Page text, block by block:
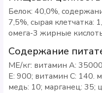
Белок: 40,0%,
7,5%, сырая клетчатка:
омега-3 жирные
Содержание
МЕ/кг: витамин А:
Е: 900; витамин C: 140.
медь: 10; марганец: 35;